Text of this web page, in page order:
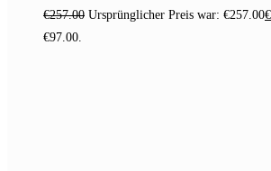
€257.00 Ursprünglicher Preis war: €257.00€
€97.00.